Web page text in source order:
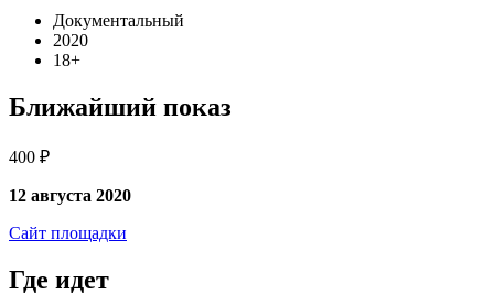
Документальный
2020
18+
Ближайший показ
400 ₽
12 августа 2020
Сайт площадки
Где идет